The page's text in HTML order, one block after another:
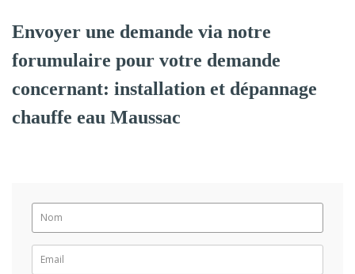
Envoyer une demande via notre
forumulaire pour votre demande
concernant: installation et dépannage
chauffe eau Maussac